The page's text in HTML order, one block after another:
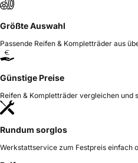
Größte Auswahl
Passende Reifen & Kompletträder aus
Günstige Preise
Reifen & Kompletträder vergleichen und
Rundum sorglos
Werkstattservice zum Festpreis einfach